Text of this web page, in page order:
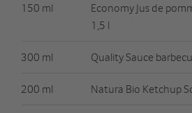
150 ml
Economy Jus de
1,5 l
300 ml Quality Sauce
200 ml Natura Bio Ketchup